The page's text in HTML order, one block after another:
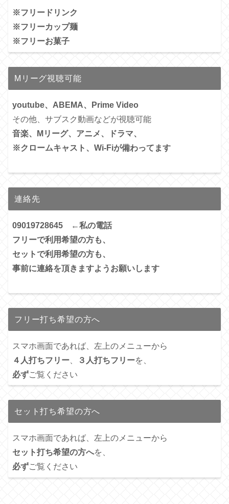
※フリードリンク
※フリーカップ麺
※フリーお菓子
Mリーグ視聴可能
youtube、ABEMA、Prime Video
その他、サブスク動画などが視聴可能
音楽、Mリーグ、アニメ、ドラマ、
※クロームキャスト、Wi-Fiが備わってます
連絡先
09019728645 ←私の電話
フリーで利用希望の方も、
セットで利用希望の方も、
事前に連絡を頂きますようお願いします
フリー打ち希望の方へ
スマホ画面であれば、左上のメニューから
４人打ちフリー
３人打ちフリーを、
必ずご覧ください
セット打ち希望の方へ
スマホ画面であれば、左上のメニューから
セット打ち希望の方へを、
必ずご覧ください